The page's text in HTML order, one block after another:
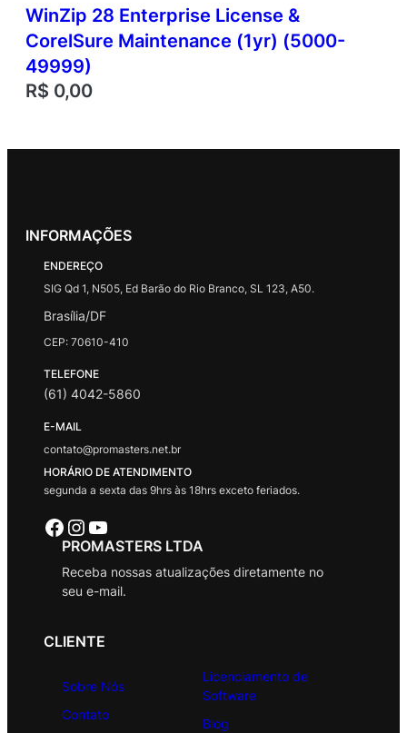
WinZip 28 Enterprise License &
CorelSure Maintenance (1yr) (5000-
49999)
R$ 0,00
INFORMAÇÕES
ENDEREÇO
SIG Qd 1, N505, Ed Barão do Rio Branco, SL 123, A50.
Brasília/DF
CEP: 70610-410
TELEFONE
(61) 4042-5860
E-MAIL
contato@promasters.net.br
HORÁRIO DE ATENDIMENTO
segunda a sexta das 9hrs às 18hrs exceto feriados.
Facebook Instagram Youtube
PROMASTERS LTDA
Receba nossas atualizações diretamente no
seu e-mail.
CLIENTE
Sobre Nós
Contato
Licenciamento de
Software
Blog